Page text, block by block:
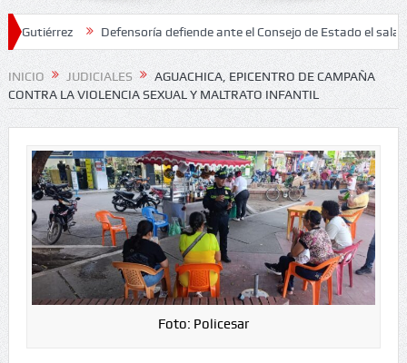
Defensoría defiende ante el Consejo de Estado el salario
INICIO JUDICIALES
AGUACHICA, EPICENTRO DE CAMPAÑA
CONTRA LA VIOLENCIA SEXUAL Y MALTRATO INFANTIL
Foto: Policesar